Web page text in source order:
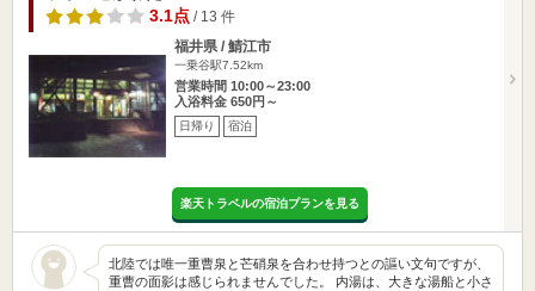
3.1点 / 13 件
福井県 / 鯖江市
一乗谷駅7.52km
営業時間 10:00～23:00
入浴料金 650円～
日帰り 宿泊
楽天トラベルの宿泊プランを見る
北陸では唯一重曹泉と芒硝泉を合わせ持つとの謳い文句ですが、
重曹の面影は感じられませんでした。 内湯は、大きな湯船と小さ